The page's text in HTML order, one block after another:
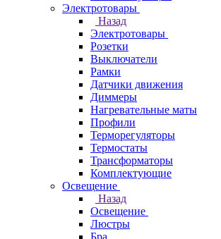
Электротовары
Назад
Электротовары
Розетки
Выключатели
Рамки
Датчики движения
Диммеры
Нагревательные маты
Профили
Терморегуляторы
Термостаты
Трансформаторы
Комплектующие
Освещение
Назад
Освещение
Люстры
Бра